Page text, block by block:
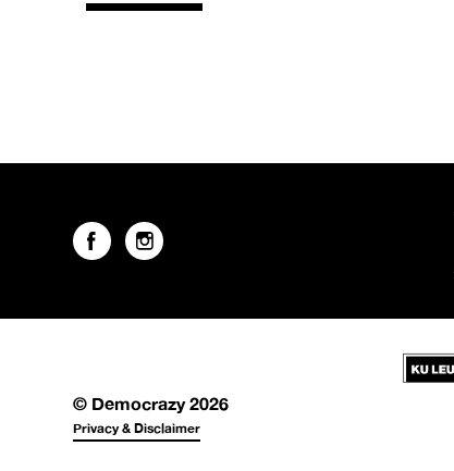
© Democrazy 2026
Privacy & Disclaimer